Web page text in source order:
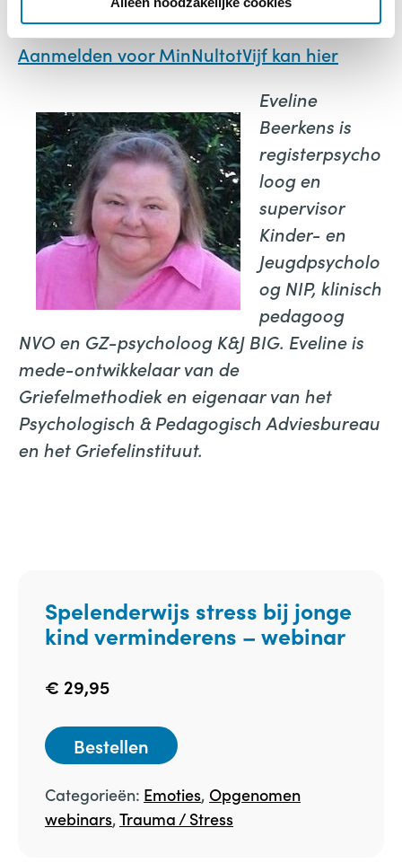
Aanmelden voor MinNultotVijf kan hier
Eveline
Beerkens is
registerpsycho
loog en
supervisor
Kinder- en
Jeugdpsycholo
og NIP, klinisch
pedagoog
NVO en GZ-psycholoog K&J BIG. Eveline is
mede-ontwikkelaar van de
Griefelmethodiek en eigenaar van het
Psychologisch & Pedagogisch Adviesbureau
en het Griefelinstituut.
Spelenderwijs stress bij jonge
kind verminderens – webinar
€ 29,95
Bestellen
Categorieën: Emoties, Opgenomen
webinars,Trauma / Stress